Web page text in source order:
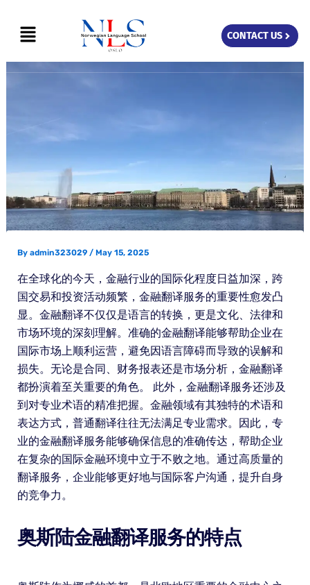
content
Menu CONTACT US
By admin323029 / May 15, 2025
在全球化的今天，金融行业的国际化程度日益加深，跨
国交易和投资活动频繁，金融翻译服务的重要性愈发凸
显。金融翻译不仅仅是语言的转换，更是文化、法律和
市场环境的深刻理解。准确的金融翻译能够帮助企业在
国际市场上顺利运营，避免因语言障碍而导致的误解和
损失。无论是合同、财务报表还是市场分析，金融翻译
都扮演着至关重要的角色。 此外，金融翻译服务还涉及
到对专业术语的精准把握。金融领域有其独特的术语和
表达方式，普通翻译往往无法满足专业需求。因此，专
业的金融翻译服务能够确保信息的准确传达，帮助企业
在复杂的国际金融环境中立于不败之地。通过高质量的
翻译服务，企业能够更好地与国际客户沟通，提升自身
的竞争力。
奥斯陆金融翻译服务的特点